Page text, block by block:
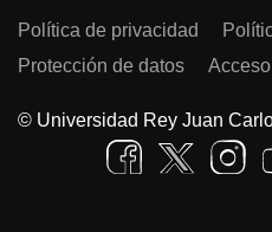
Política de privacidad
Protección de datos
© Universidad Rey Juan